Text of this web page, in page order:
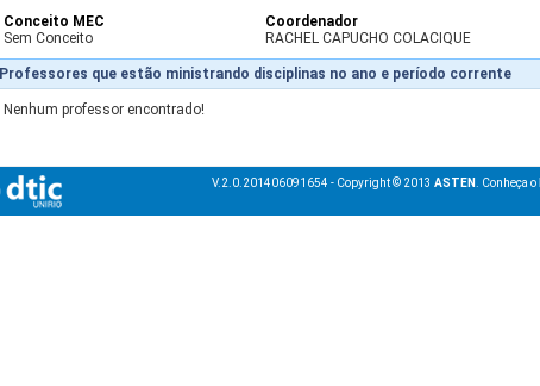
Conceito MEC
Sem Conceito
Coordenador
RACHEL CAPUCHO COLACIQUE
Professores que estão ministrando disciplinas no ano e período corrente
Nenhum professor encontrado!
V.2.0.201406091654 - Copyright © 2013 ASTEN . Conheça o